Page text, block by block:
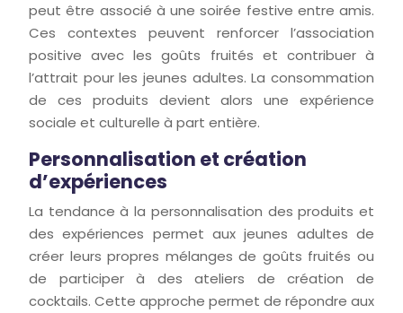
peut être associé à une soirée festive entre amis.
Ces contextes peuvent renforcer l’association
positive avec les goûts fruités et contribuer à
l’attrait pour les jeunes adultes. La consommation
de ces produits devient alors une expérience
sociale et culturelle à part entière.
Personnalisation et création
d’expériences
La tendance à la personnalisation des produits et
des expériences permet aux jeunes adultes de
créer leurs propres mélanges de goûts fruités ou
de participer à des ateliers de création de
cocktails. Cette approche permet de répondre aux